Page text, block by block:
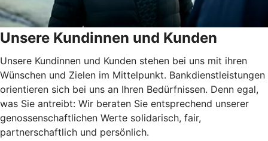
Unsere Kundinnen und Kunden
Unsere Kundinnen und Kunden stehen bei uns mit ihren
Wünschen und Zielen im Mittelpunkt. Bankdienstleistungen
orientieren sich bei uns an Ihren Bedürfnissen. Denn egal,
was Sie antreibt: Wir beraten Sie entsprechend unserer
genossenschaftlichen Werte solidarisch, fair,
partnerschaftlich und persönlich.